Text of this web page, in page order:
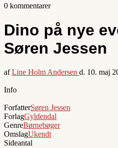
0 kommentarer
Dino på nye
Søren Jessen
afLine Holm Andersen d. 10. maj
Info
ForfatterSøren Jessen
ForlagGyldendal
GenreBørnebøger
OmslagUkendt
Sideantal